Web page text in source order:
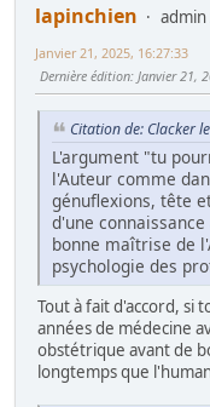
lapinchien
admin
Janvier 21, 2025, 16:27:33
Dernière édition: Janvier 21,
Citation de: Clacker
L'argument "tu
l'Auteur comme
génuflexions, tête
d'une
bonne maîtrise de
psychologie des
Tout à fait d'accord, si
années de médecine
obstétrique avant de
longtemps que